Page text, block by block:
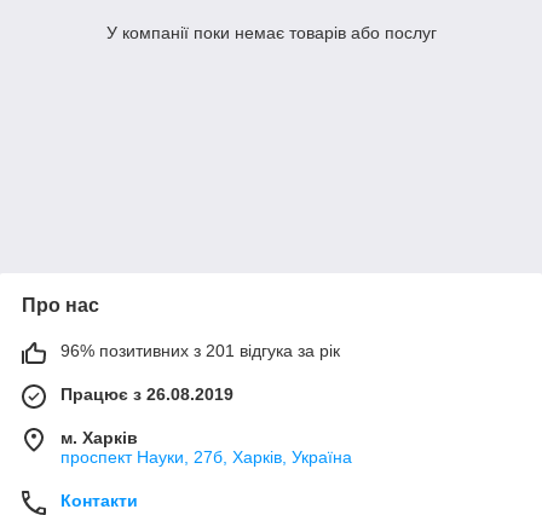
У компанії поки немає товарів або послуг
Про нас
96% позитивних з 201 відгука за рік
Працює з 26.08.2019
м. Харків
проспект Науки, 27б, Харків, Україна
Контакти